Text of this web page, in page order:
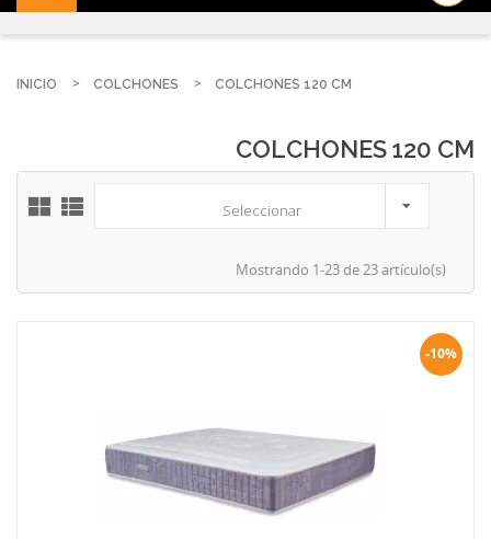
INICIO COLCHONES COLCHONES 120 CM
COLCHONES 120 CM
Seleccionar
Mostrando 1-23 de 23 artículo(s)
-10%